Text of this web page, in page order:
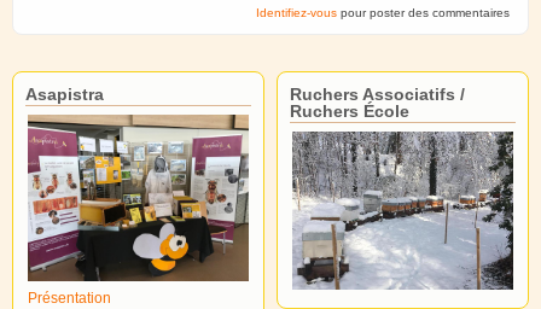
Identifiez-vous pour poster des commentaires
Asapistra
Présentation
Ruchers Associatifs /
Ruchers École